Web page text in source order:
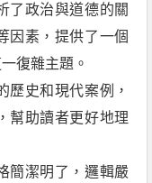
了政治與道德的關
因素，提供了一個
復雜主題。
歷史和現代案例，
幫助讀者更好地理
簡潔明了，邏輯嚴